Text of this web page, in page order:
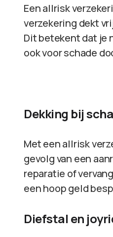
Een allrisk
verzekering dekt
Dit betekent dat je
ook voor schade
Dekking bij
Met een allrisk
gevolg van een
reparatie of
een hoop geld
Diefstal en